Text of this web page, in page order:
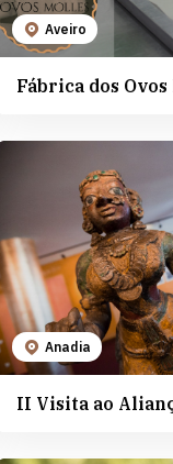
Aveiro
Anadia